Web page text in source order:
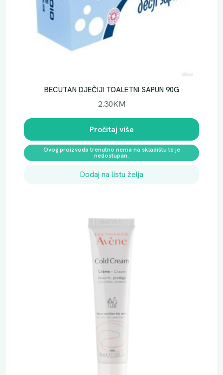
BECUTAN DJEČIJI TOALETNI SAPUN 90G
2.30KM
Pročitaj više
Ovog proizvoda trenutno nema na skladištu te je
nedostupan.
Dodaj na listu želja